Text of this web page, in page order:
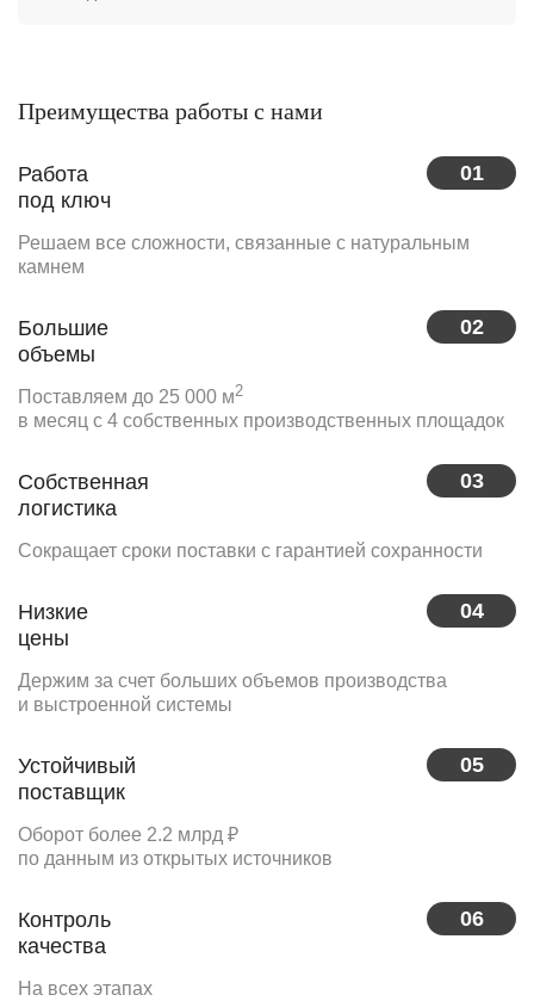
Преимущества работы с нами
01
Работа
под ключ
Решаем все сложности, связанные с натуральным
камнем
02
Большие
объемы
Поставляем до 25 000 м2
в месяц с 4 собственных производственных площадок
03
Собственная
логистика
Сокращает сроки поставки с гарантией сохранности
04
Низкие
цены
Держим за счет больших объемов производства
и выстроенной системы
05
Устойчивый
поставщик
Оборот более 2.2 млрд ₽
по данным из открытых источников
06
Контроль
качества
На всех этапах